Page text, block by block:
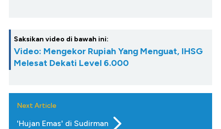
Saksikan video di bawah ini:
Video: Mengekor Rupiah Yang Menguat, IHSG
Melesat Dekati Level 6.000
Next Article
'Hujan Emas' di Sudirman